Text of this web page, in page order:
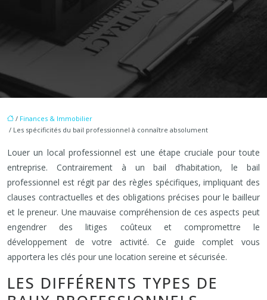
/ Finances & Immobilier
/ Les spécificités du bail professionnel à connaître absolument
Louer un local professionnel est une étape cruciale pour toute
entreprise. Contrairement à un bail d’habitation, le bail
professionnel est régit par des règles spécifiques, impliquant des
clauses contractuelles et des obligations précises pour le bailleur
et le preneur. Une mauvaise compréhension de ces aspects peut
engendrer des litiges coûteux et compromettre le
développement de votre activité. Ce guide complet vous
apportera les clés pour une location sereine et sécurisée.
LES DIFFÉRENTS TYPES DE